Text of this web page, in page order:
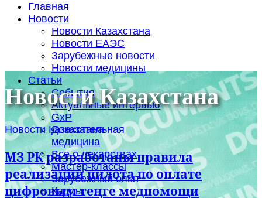
Главная
Новости
Новости Казахстана
Новости ЕАЭС
Зарубежные новости
Новости медицины
Статьи
События
Актуальные интервью
GxP
Доказательная
медицина
Все о лекарствах
Мастер-классы
Зарубежный опыт
Кадры
Новости Казахстана
Новости Казахстана
МЗ РК разработаны правила
реализации пилота по оплате
цифровым теңге медпомощи